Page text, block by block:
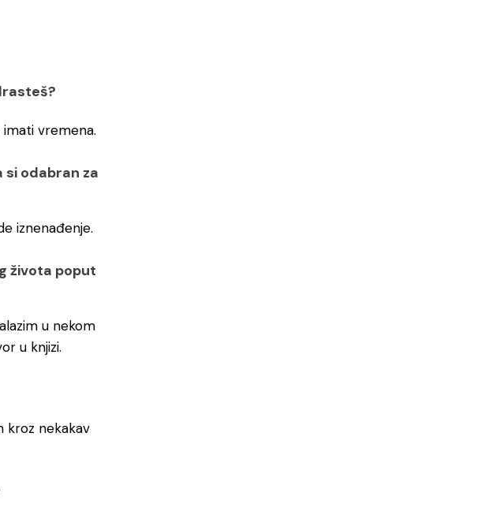
vremena.
odabran za
iznenađenje.
života poput
u nekom
u knjizi.
kroz nekakav